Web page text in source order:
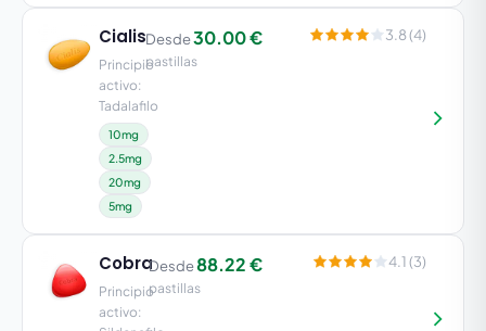
Cialis
Principio
activo:
Tadalafilo
10mg
2.5mg
20mg
5mg
Desde30.00 €
pastillas
3.8 (4)
Cobra
Principio
activo:
Desde88.22 €
pastillas
4.1 (3)